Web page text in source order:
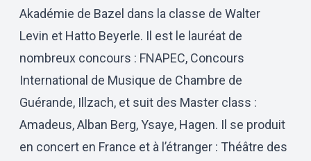
Akadémie de Bazel dans la classe de Walter
Levin et Hatto Beyerle. Il est le lauréat de
nombreux concours : FNAPEC, Concours
International de Musique de Chambre de
Guérande, Illzach, et suit des Master class :
Amadeus, Alban Berg, Ysaye, Hagen. Il se produit
en concert en France et à l’étranger : Théâtre des